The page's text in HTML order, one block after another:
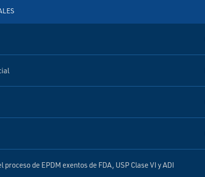
de EPDM exentos de FDA, USP Clase VI y ADI